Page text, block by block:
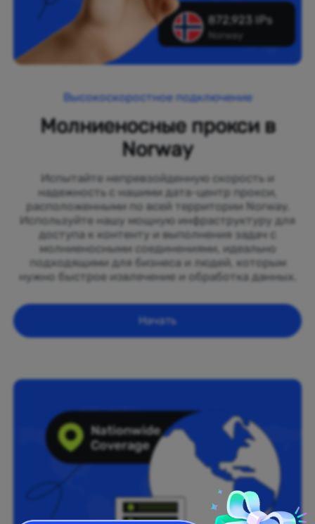
872,923 IPs
Norway
Высокоскоростное подключение
Молниеносные прокси в
Norway
Испытайте непревзойденную скорость и
надежность с нашими дата-центр прокси,
расположенными по всей территории Norway.
Используйте нашу мощную инфраструктуру для
доступа к контенту и выполнения задач с
молниеносными соединениями, идеально
подходящими для бизнеса и людей, которым
нужно быстрое извлечение и обработка данных.
Начать